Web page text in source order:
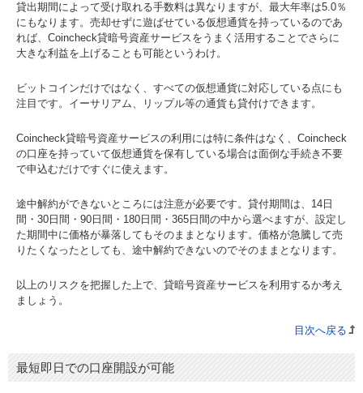
貸出期間によって受け取れる手数料は異なりますが、最大年率は5.0％
にもなります。売却せずに遊ばせている仮想通貨を持っているのであ
れば、Coincheck貸暗号資産サービスをうまく活用することでさらに
大きな利益を上げることも可能というわけ。
ビットコインだけではなく、すべての仮想通貨に対応している点にも
注目です。イーサリアム、リップル等の通貨も貸付けできます。
Coincheck貸暗号資産サービスの利用には特に条件はなく、Coincheck
の口座を持っていて仮想通貨を保有している場合は面倒な手続き不要
で申込むだけですぐに使えます。
途中解約ができないところには注意が必要です。貸付期間は、14日
間・30日間・90日間・180日間・365日間の中から選べますが、設定し
た期間中に価格が暴落してもそのままとなります。価格が急騰して売
りたくなったとしても、途中解約できないのでそのままとなります。
以上のリスクを把握した上で、貸暗号資産サービスを利用するか考え
ましょう。
目次へ戻る
最短即日での口座開設が可能